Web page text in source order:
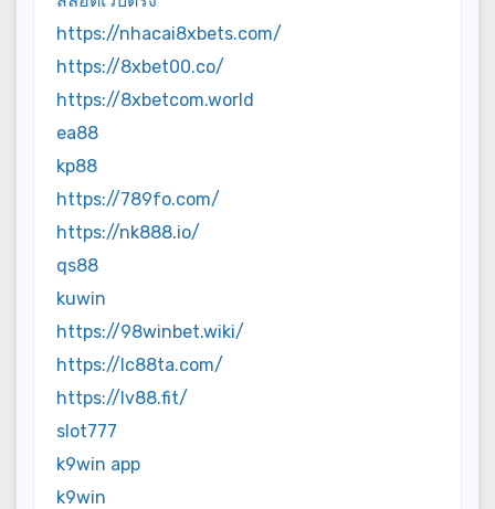
https://nhacai8xbets.com/
https://8xbet00.co/
https://8xbetcom.world
ea88
kp88
https://789fo.com/
https://nk888.io/
qs88
kuwin
https://98winbet.wiki/
https://lc88ta.com/
https://lv88.fit/
slot777
k9win app
k9win